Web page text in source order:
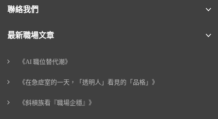
聯絡我們
最新職場文章
《AI 職位替代潮》
《在急症室的一天，「透明人」看見的「品格」》
《斜槓族看『職場企穩』》